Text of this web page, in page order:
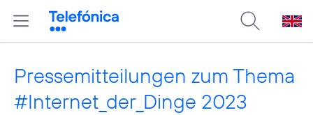
Pressemitteilungen zum Thema
#Internet_der_Dinge 2023